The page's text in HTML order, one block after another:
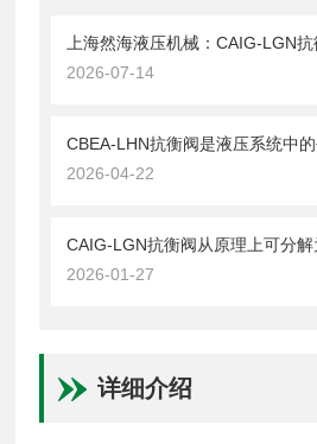
2026-07-14
CBEA-LHN抗衡阀是液压系统中
2026-04-22
CAIG-LGN抗衡阀从原理上可分
2026-01-27
详细介绍